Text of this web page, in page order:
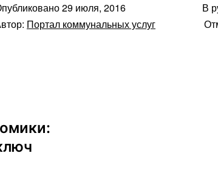
29 июля, 2016
Портал коммунальных услуг
В